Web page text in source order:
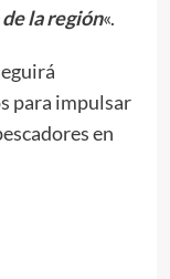
la región«.
para impulsar
en